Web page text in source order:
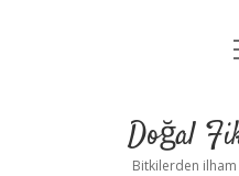
Doğal
Bitkilerden